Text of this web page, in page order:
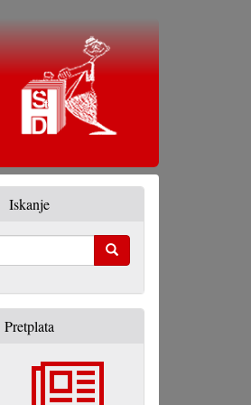
Iskanje
Pretplata